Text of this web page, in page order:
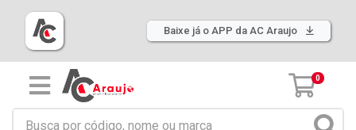
Baixe já o APP da AC Araujo
0